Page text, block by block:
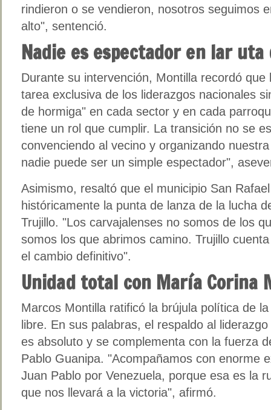
rindieron o se vendieron, nosotros seguimos
alto", sentenció.
Nadie es espectador en lar uta
Durante su intervención, Montilla recordó
tarea exclusiva de los liderazgos nacionales
de hormiga" en cada sector y en cada
tiene un rol que cumplir. La transición no se
convenciendo al vecino y organizando
nadie puede ser un simple espectador",
Asimismo, resaltó que el municipio San
históricamente la punta de lanza de la lucha
Trujillo. "Los carvajalenses no somos de los
somos los que abrimos camino. Trujillo
el cambio definitivo".
Unidad total con María Corina
Marcos Montilla ratificó la brújula política de
libre. En sus palabras, el respaldo al
es absoluto y se complementa con la fuerza
Pablo Guanipa. "Acompañamos con enorme
Juan Pablo por Venezuela, porque esa es la
que nos llevará a la victoria", afirmó.